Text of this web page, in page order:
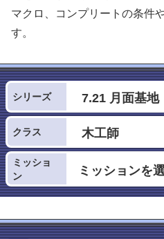
マクロ、コンプリートの条件
す。
シリーズ
クラス
ミッショ
ン